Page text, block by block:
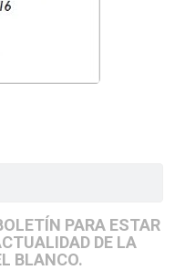
PARA ESTAR
DE LA
BLANCO.